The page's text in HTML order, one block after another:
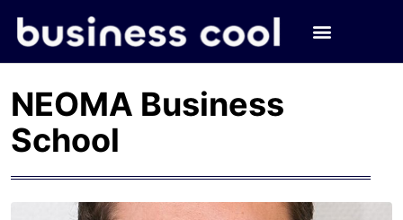
NEOMA Business
School